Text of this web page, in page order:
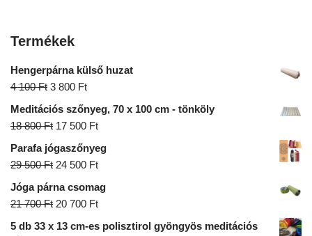
Termékek
Hengerpárna külső huzat
4 100Ft 3 800 Ft
Meditációs szőnyeg, 70 x 100 cm - tönköly
18 800Ft 17 500 Ft
Parafa jógaszőnyeg
29 500Ft 24 500 Ft
Jóga párna csomag
21 700Ft 20 700 Ft
5 db 33 x 13 cm-es polisztirol gyöngyös meditációs